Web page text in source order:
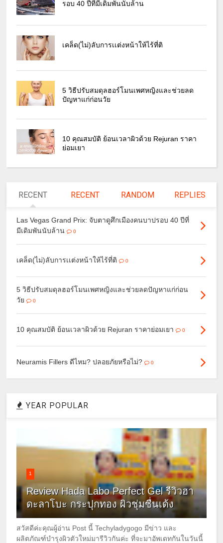
รอบ 40 ปีที่มีเดิมพันนับล้าน
เคล็ด(ไม่)ลับการเเต่งหน้าให้ไร้ที่ติ
5 วิธีปรับสมดุลฮอร์โมนเพศหญิงและช่วยลด
ปัญหาแก่ก่อนวัย
10 คุณสมบัติ ย้อนเวลาผิวด้วย Rejuran ราคา
ย่อมเยา
RECENT RECENT RANDOM REPLIES
Las Vegas Grand Prix: จับตาดูศึกเมืองคนบาปรอบ 40 ปีที่
มีเดิมพันนับล้าน
0
เคล็ด(ไม่)ลับการเเต่งหน้าให้ไร้ที่ติ 0
5 วิธีปรับสมดุลฮอร์โมนเพศหญิงและช่วยลดปัญหาแก่ก่อน
วัย
0
10 คุณสมบัติ ย้อนเวลาผิวด้วย Rejuran ราคาย่อมเยา 0
Neuramis Fillers ดีไหม? ปลอยภัยหรือไม่? 0
YEAR POPULAR
1
Review Hada Labo Perfect Gel รีวิวฮา
ดะลาโบะ กระปุกทอง ผิวชุ่มชื่นเด้ง
สวัสดีค่ะคุณผู้อ่าน Post นี้ Techyladygogo มีข่าว และ
ผลิตภัณฑ์บำรุงผิวตัวใหม่มารีวิวกันค่ะ ที่จะมาอัพเดทกันในวันนี้